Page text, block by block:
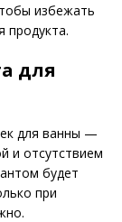
избежать
продукта.
для
для ванны —
и отсутствием
будет
при